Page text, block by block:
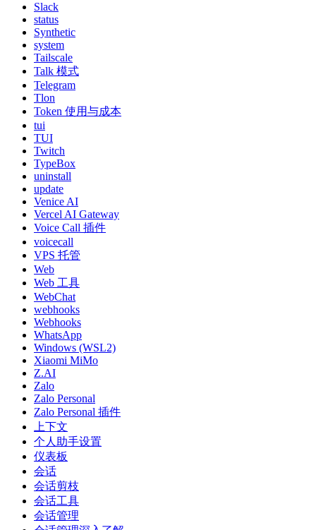
Slack
status
Synthetic
system
Tailscale
Talk 模式
Telegram
Tlon
Token 使用与成本
tui
TUI
Twitch
TypeBox
uninstall
update
Venice AI
Vercel AI Gateway
Voice Call 插件
voicecall
VPS 托管
Web
Web 工具
WebChat
webhooks
Webhooks
WhatsApp
Windows (WSL2)
Xiaomi MiMo
Z.AI
Zalo
Zalo Personal
Zalo Personal 插件
上下文
个人助手设置
仪表板
会话
会话剪枝
会话工具
会话管理